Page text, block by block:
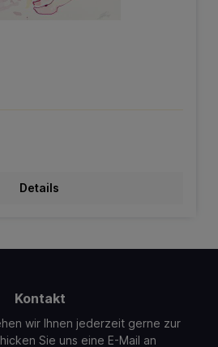
Details
Kontakt
wir Ihnen jederzeit gerne zur
Sie uns eine E-Mail an